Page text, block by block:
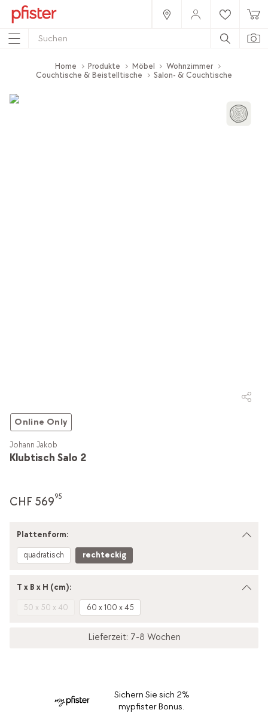
Home Produkte Möbel
Wohnzimmer
Couchtische & Beistelltische
Salon- & Couchtische
Online Only
Klubtisch Salo 2
Johann Jakob
CHF 56995
Plattenform:
quadratisch rechteckig
T x B x H (cm):
50 x 50 x 40 60 x 100 x 45
Lieferzeit: 7-8 Wochen
Sichern Sie sich 2%
mypfister Bonus.